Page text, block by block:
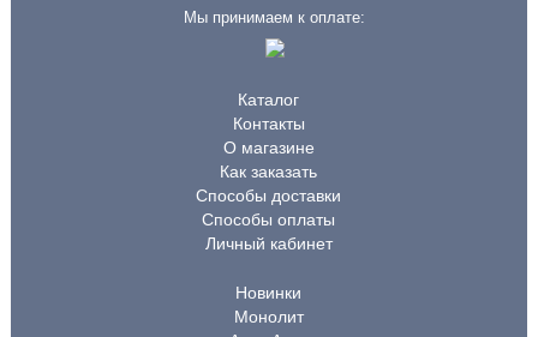
Мы принимаем к оплате:
Каталог
Контакты
О магазине
Как заказать
Способы доставки
Способы оплаты
Личный кабинет
Новинки
Монолит